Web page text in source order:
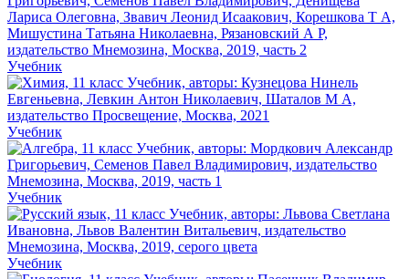
Учебник
Учебник
Учебник
Учебник